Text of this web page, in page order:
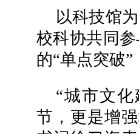
以科技馆
校科协共同
的“单点突破
“城市文
节，更是增